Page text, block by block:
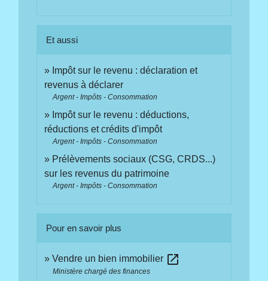
Et aussi
Impôt sur le revenu : déclaration et
revenus à déclarer
Argent - Impôts - Consommation
Impôt sur le revenu : déductions,
réductions et crédits d'impôt
Argent - Impôts - Consommation
Prélèvements sociaux (CSG, CRDS...)
sur les revenus du patrimoine
Argent - Impôts - Consommation
Pour en savoir plus
Vendre un bien immobilier open_in_new
Ministère chargé des finances